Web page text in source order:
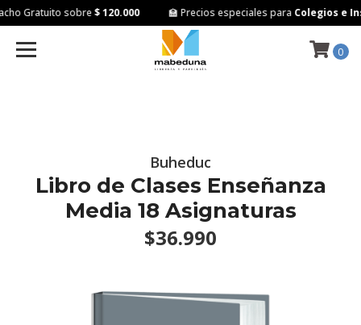
Gratuito sobre$ 120.000 🏫 Precios especiales paraColegios e
0
Buheduc
Libro de Clases Enseñanza
Media 18 Asignaturas
$36.990